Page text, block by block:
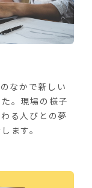
なかで新しい
。現場の様子
る人びとの夢
ます。